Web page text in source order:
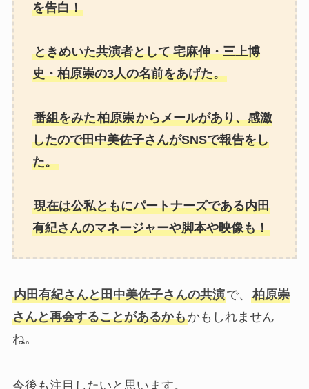
を告白！
ときめいた共演者として 宅麻伸・三上博
史・柏原崇の3人の名前をあげた。
番組をみた柏原崇からメールがあり、感激
したので田中美佐子さんがSNSで報告をし
た。
現在は公私ともにパートナーズである内田
有紀さんのマネージャーや脚本や映像も！
内田有紀さんと田中美佐子さんの共演で、 柏原崇
さんと再会することがあるかもかもしれません
ね。
今後も注目したいと思います。